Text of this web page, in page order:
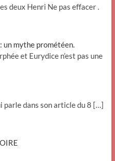
deux Henri Ne pas effacer .
un mythe prométéen.
et Eurydice n’est pas une
parle dans son article du 8 […]